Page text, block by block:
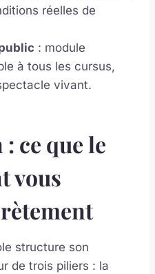
réelles de
: module
à tous les cursus,
vivant.
ce que le
vous
structure son
de trois piliers : la